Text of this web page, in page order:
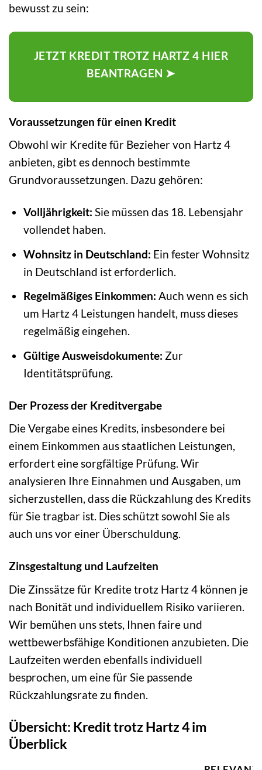
bewusst zu sein:
JETZT KREDIT TROTZ HARTZ 4 HIER
BEANTRAGEN ➤
Voraussetzungen für einen Kredit
Obwohl wir Kredite für Bezieher von Hartz 4
anbieten, gibt es dennoch bestimmte
Grundvoraussetzungen. Dazu gehören:
Volljährigkeit: Sie müssen das 18. Lebensjahr
vollendet haben.
Wohnsitz in Deutschland: Ein fester Wohnsitz
in Deutschland ist erforderlich.
Regelmäßiges Einkommen: Auch wenn es sich
um Hartz 4 Leistungen handelt, muss dieses
regelmäßig eingehen.
Gültige Ausweisdokumente: Zur
Identitätsprüfung.
Der Prozess der Kreditvergabe
Die Vergabe eines Kredits, insbesondere bei
einem Einkommen aus staatlichen Leistungen,
erfordert eine sorgfältige Prüfung. Wir
analysieren Ihre Einnahmen und Ausgaben, um
sicherzustellen, dass die Rückzahlung des Kredits
für Sie tragbar ist. Dies schützt sowohl Sie als
auch uns vor einer Überschuldung.
Zinsgestaltung und Laufzeiten
Die Zinssätze für Kredite trotz Hartz 4 können je
nach Bonität und individuellem Risiko variieren.
Wir bemühen uns stets, Ihnen faire und
wettbewerbsfähige Konditionen anzubieten. Die
Laufzeiten werden ebenfalls individuell
besprochen, um eine für Sie passende
Rückzahlungsrate zu finden.
Übersicht: Kredit trotz Hartz 4 im
Überblick